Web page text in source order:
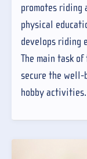
promotes riding
physical
develops riding
The main task
secure the well-
hobby activities.